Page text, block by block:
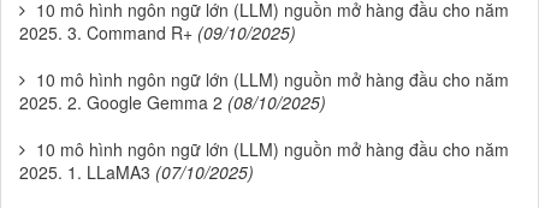
10 mô hình ngôn ngữ lớn (LLM) nguồn mở hàng đầu cho năm
2025. 3. Command R+ (09/10/2025)
10 mô hình ngôn ngữ lớn (LLM) nguồn mở hàng đầu cho năm
2025. 2. Google Gemma 2 (08/10/2025)
10 mô hình ngôn ngữ lớn (LLM) nguồn mở hàng đầu cho năm
2025. 1. LLaMA3 (07/10/2025)